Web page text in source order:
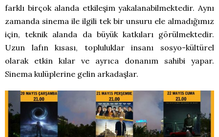
farklı birçok alanda etkileşim yakalanabilmektedir. Aynı
zamanda sinema ile ilgili tek bir unsuru ele almadığımız
için, teknik alanda da büyük katkıları görülmektedir.
Uzun lafın kısası, topluluklar insanı sosyo-kültürel
olarak etkin kılar ve ayrıca donanım sahibi yapar.
Sinema kulüplerine gelin arkadaşlar.